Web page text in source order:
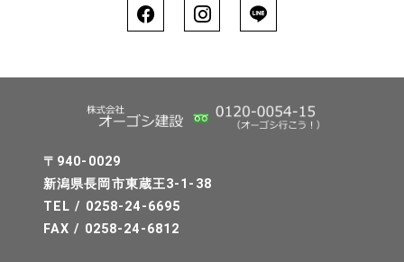
〒940-0029
新潟県長岡市東蔵王3-1-38
TEL / 0258-24-6695
FAX / 0258-24-6812